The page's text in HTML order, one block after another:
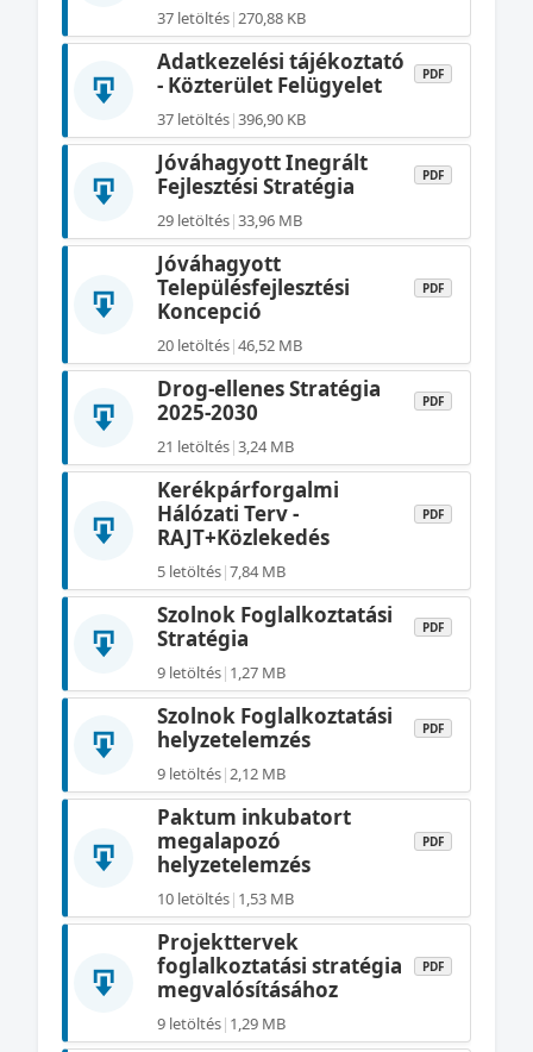
37 letöltés|270,88 KB
Adatkezelési tájékoztató
- Közterület Felügyelet
PDF
37 letöltés|396,90 KB
Jóváhagyott Inegrált
Fejlesztési Stratégia
PDF
29 letöltés|33,96 MB
Jóváhagyott
Településfejlesztési
Koncepció
PDF
20 letöltés|46,52 MB
Drog-ellenes Stratégia
2025-2030
PDF
21 letöltés|3,24 MB
Kerékpárforgalmi
Hálózati Terv -
RAJT+Közlekedés
PDF
5 letöltés|7,84 MB
Szolnok Foglalkoztatási
Stratégia
PDF
9 letöltés| 1,27 MB
Szolnok Foglalkoztatási
helyzetelemzés
PDF
9 letöltés|2,12 MB
Paktum inkubatort
megalapozó
helyzetelemzés
PDF
10 letöltés| 1,53 MB
Projekttervek
foglalkoztatási stratégia
megvalósításához
PDF
9 letöltés| 1,29 MB